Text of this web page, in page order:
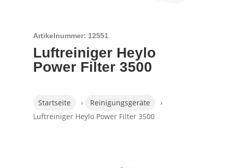
Artikelnummer: 12551
Luftreiniger Heylo
Power Filter 3500
Startseite › Reinigungsgeräte
›
Luftreiniger Heylo Power Filter 3500